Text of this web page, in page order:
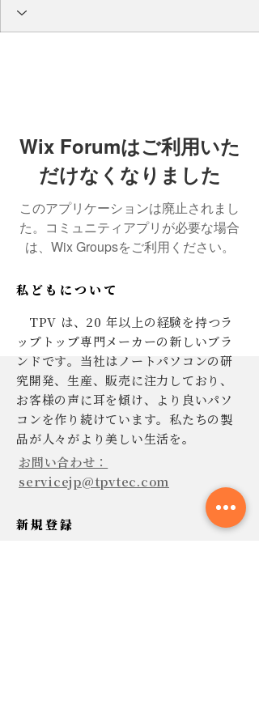
Wix Forumはご利用いた
だけなくなりました
このアプリケーションは廃止されまし
た。コミュニティアプリが必要な場合
は、Wix Groupsをご利用ください。
私どもについて
TPV は、20 年以上の経験を持つラ
ップトップ専門メーカーの新しいブラ
ンドです。当社はノートパソコンの研
究開発、生産、販売に注力しており、
お客様の声に耳を傾け、より良いパソ
コンを作り続けています。私たちの製
品が人々がより美しい生活を。
お問い合わせ：
servicejp@tpvtec.com
新規登録